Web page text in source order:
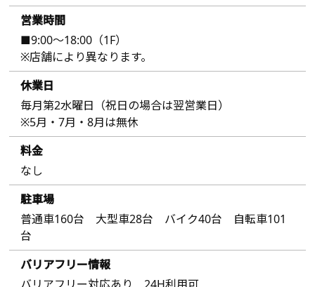
営業時間
■9:00～18:00（1F）
※店舗により異なります。
休業日
毎月第2水曜日（祝日の場合は翌営業日）
※5月・7月・8月は無休
料金
なし
駐車場
普通車160台 大型車28台 バイク40台 自転車101
台
バリアフリー情報